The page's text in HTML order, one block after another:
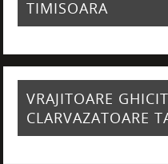
TIMISOARA
VRAJITOARE
CLARVAZATOARE